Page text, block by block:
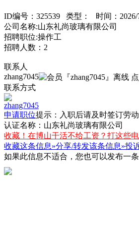
ID编号：325539 类型： 时间：
公司名称:山东礼尚玻璃有限公司
招聘职位:操作工
招聘人数：2
联系人
zhang7045
联系方式
zhang7045
申请职位提示：入职后请及时签订劳
认证名称：山东礼尚玻璃有限公司
收藏！在博山干活不给工资？打这些
收藏这条信息»分享/转发该条信息»投
如果此信息不适合，您也可以发布一